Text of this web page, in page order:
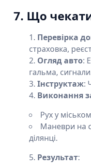
7. Що чекати
Перевірка
страховка,
Огляд авто:
гальма,
Інструктаж:
Виконання
Рух у
Маневри на
ділянці.
Результат: